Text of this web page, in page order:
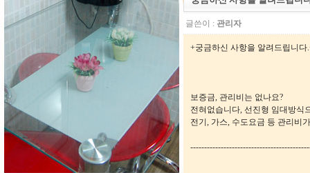
글쓴이 : 관리자
+궁금하신 사항을 알려드립니다
보증금, 관리비는 없나요?
전혀없습니다, 선진형 임대방식
전기, 가스, 수도요금 등 관리비